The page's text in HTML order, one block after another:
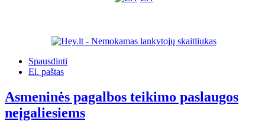
Spausdinti
El. paštas
Asmeninės pagalbos teikimo paslaugos
neįgaliesiems